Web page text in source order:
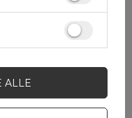
v. ARC+
Fitbit Versa 3 / 4
ALLE